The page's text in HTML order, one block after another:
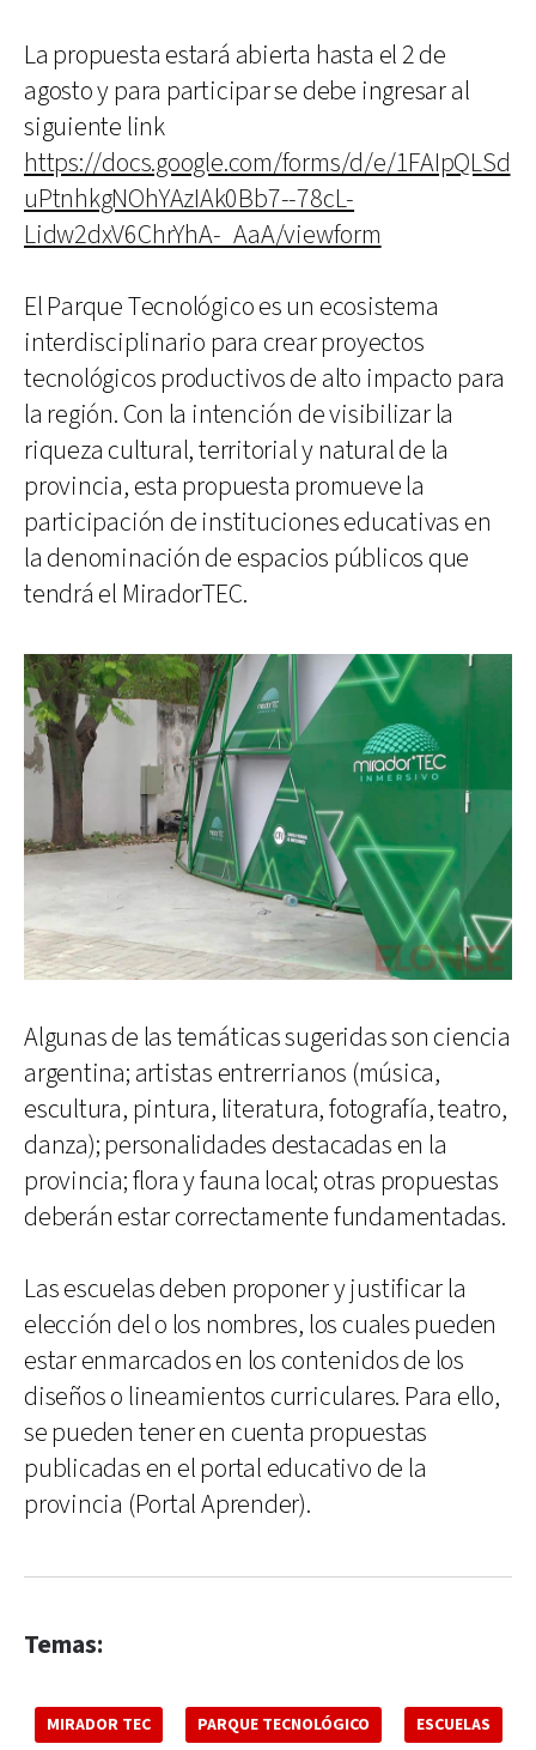
La propuesta estará abierta hasta el 2 de
agosto y para participar se debe ingresar al
siguiente link
https://docs.google.com/forms/d/e/1FAIpQLSd
uPtnhkgNOhYAzIAk0Bb7--78cL-
Lidw2dxV6ChrYhA-_AaA/viewform
El Parque Tecnológico es un ecosistema
interdisciplinario para crear proyectos
tecnológicos productivos de alto impacto para
la región. Con la intención de visibilizar la
riqueza cultural, territorial y natural de la
provincia, esta propuesta promueve la
participación de instituciones educativas en
la denominación de espacios públicos que
tendrá el MiradorTEC.
Algunas de las temáticas sugeridas son ciencia
argentina; artistas entrerrianos (música,
escultura, pintura, literatura, fotografía, teatro,
danza); personalidades destacadas en la
provincia; flora y fauna local; otras propuestas
deberán estar correctamente fundamentadas.
Las escuelas deben proponer y justificar la
elección del o los nombres, los cuales pueden
estar enmarcados en los contenidos de los
diseños o lineamientos curriculares. Para ello,
se pueden tener en cuenta propuestas
publicadas en el portal educativo de la
provincia (Portal Aprender).
Temas:
MIRADOR TEC PARQUE TECNOLÓGICO ESCUELAS